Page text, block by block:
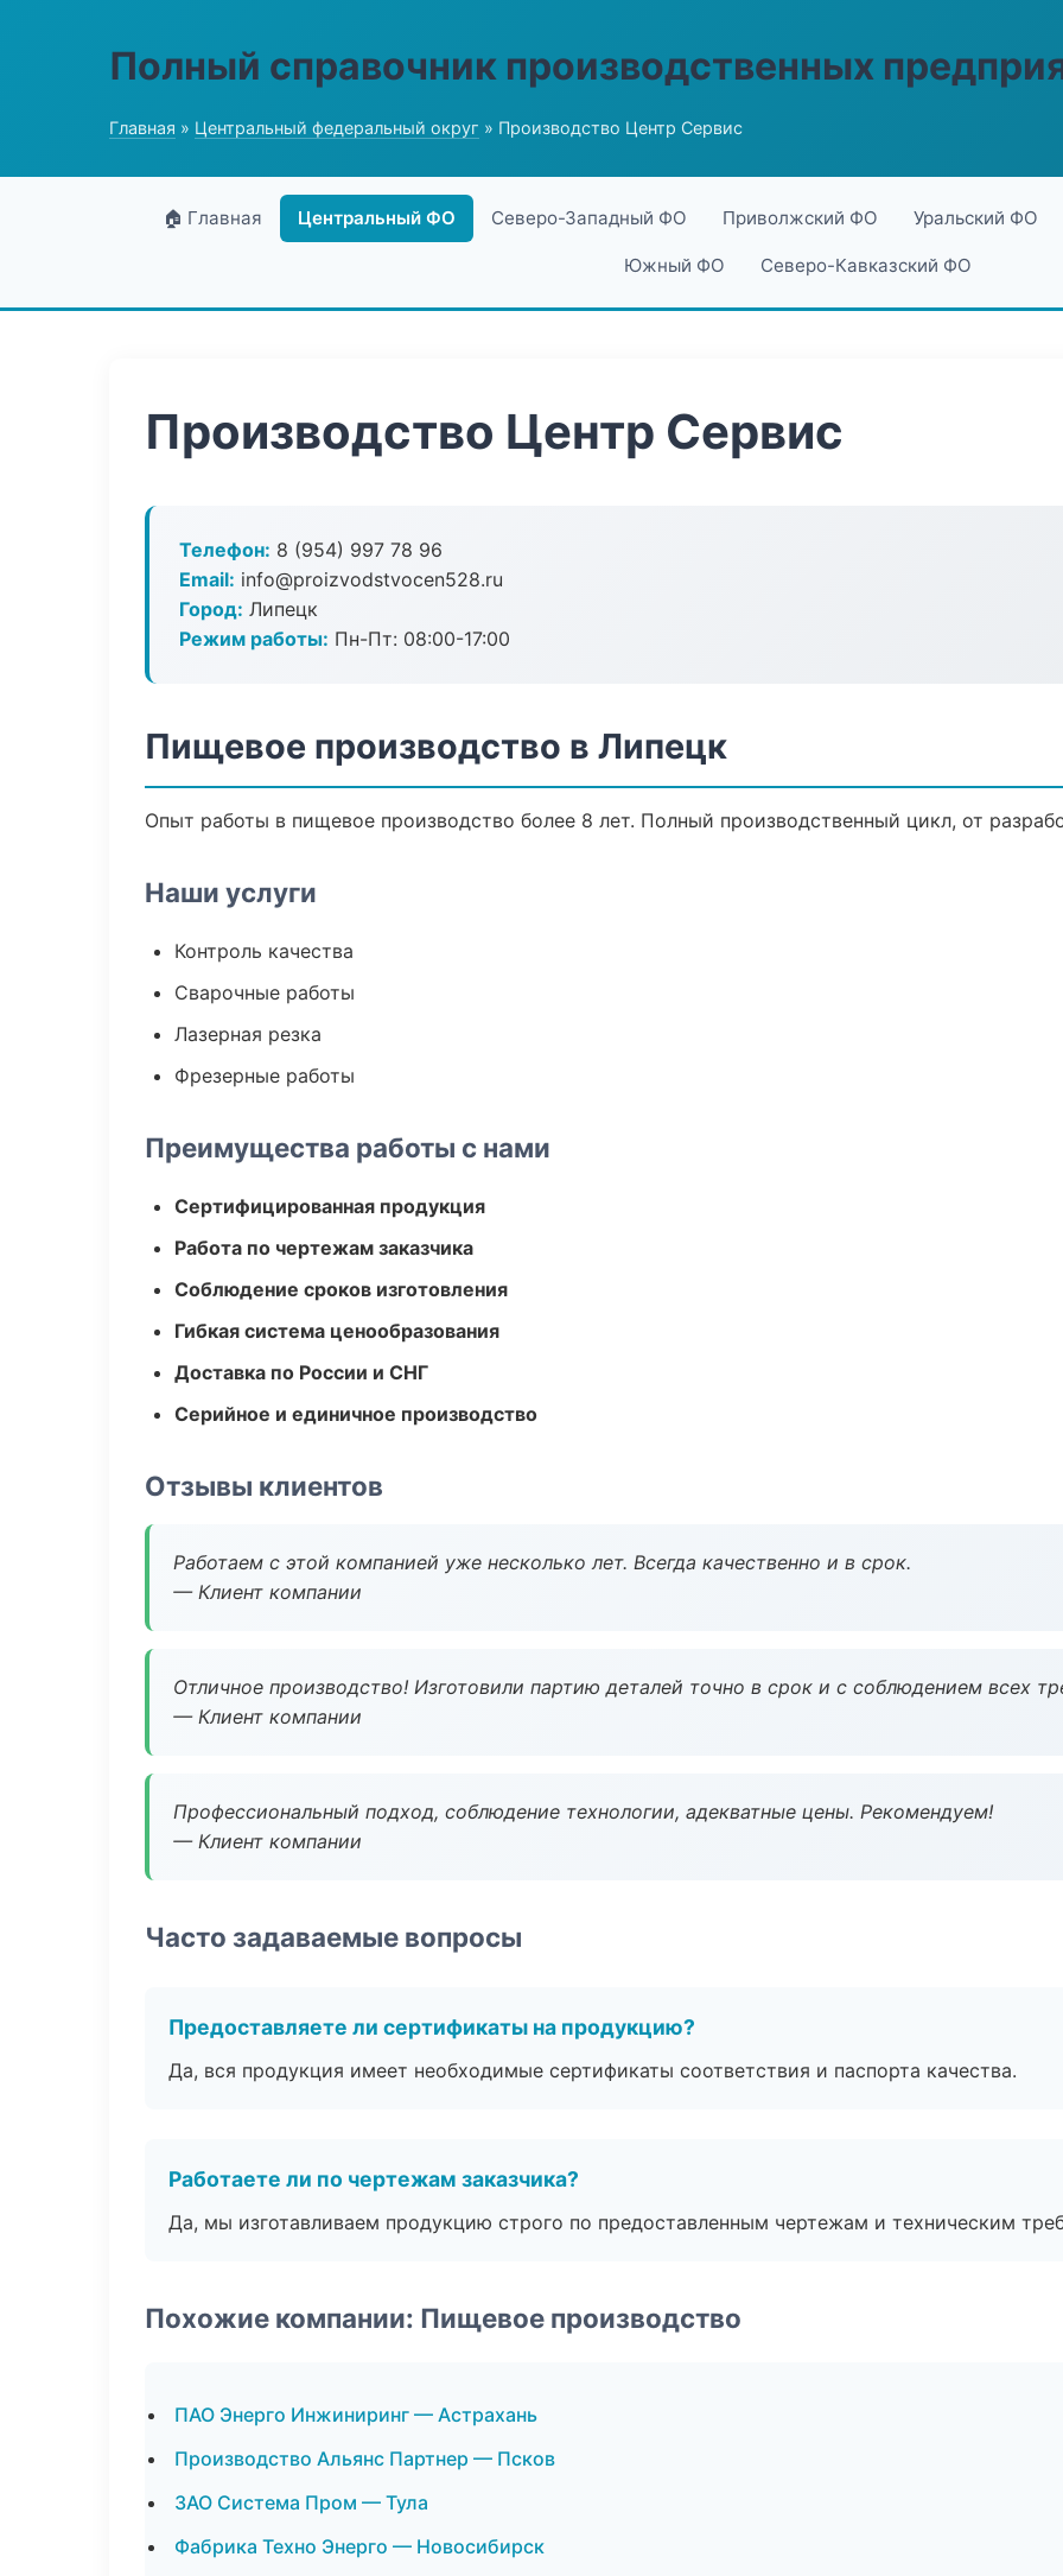
Полный справочник производственных
Главная » Центральный федеральный округ » Производство Центр Сервис
🏠 Главная Центральный ФО Северо-Западный ФО Приволжский ФО Уральский ФО
Южный ФО Северо-Кавказский ФО
Производство Центр Сервис
Телефон: 8 (954) 997 78 96
Email: info@proizvodstvocen528.ru
Город: Липецк
Режим работы: Пн-Пт: 08:00-17:00
Пищевое производство в Липецк
Опыт работы в пищевое производство более 8 лет. Полный производственный цикл, от
Наши услуги
Контроль качества
Сварочные работы
Лазерная резка
Фрезерные работы
Преимущества работы с нами
Сертифицированная продукция
Работа по чертежам заказчика
Соблюдение сроков изготовления
Гибкая система ценообразования
Доставка по России и СНГ
Серийное и единичное производство
Отзывы клиентов
Работаем с этой компанией уже несколько лет. Всегда качественно и в срок.
— Клиент компании
Отличное производство! Изготовили партию деталей точно в срок и с соблюдением всех
— Клиент компании
Профессиональный подход, соблюдение технологии, адекватные цены. Рекомендуем!
— Клиент компании
Часто задаваемые вопросы
Предоставляете ли сертификаты на продукцию?
Да, вся продукция имеет необходимые сертификаты соответствия и паспорта качества.
Работаете ли по чертежам заказчика?
Да, мы изготавливаем продукцию строго по предоставленным чертежам и техническим
Похожие компании: Пищевое производство
ПАО Энерго Инжиниринг — Астрахань
Производство Альянс Партнер — Псков
ЗАО Система Пром — Тула
Фабрика Техно Энерго — Новосибирск